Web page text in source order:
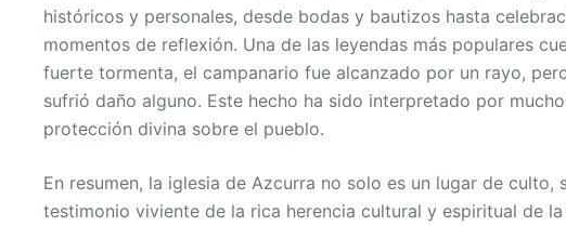
históricos y personales, desde bodas y bautizos hasta
momentos de reflexión. Una de las leyendas más populares
fuerte tormenta, el campanario fue alcanzado por un rayo,
sufrió daño alguno. Este hecho ha sido interpretado por
protección divina sobre el pueblo.
En resumen, la iglesia de Azcurra no solo es un lugar de culto,
testimonio viviente de la rica herencia cultural y espiritual de la